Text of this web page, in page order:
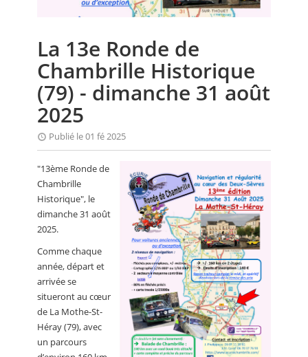
ANNUAIRES
PETITES ANNONCES
La 13e Ronde de
Chambrille Historique
(79) - dimanche 31 août
2025
Publié le 01 fé 2025
"13ème Ronde de
Chambrille
Historique", le
dimanche 31 août
2025.
Comme chaque
année, départ et
arrivée se
situeront au cœur
de La Mothe-St-
Héray (79), avec
un parcours